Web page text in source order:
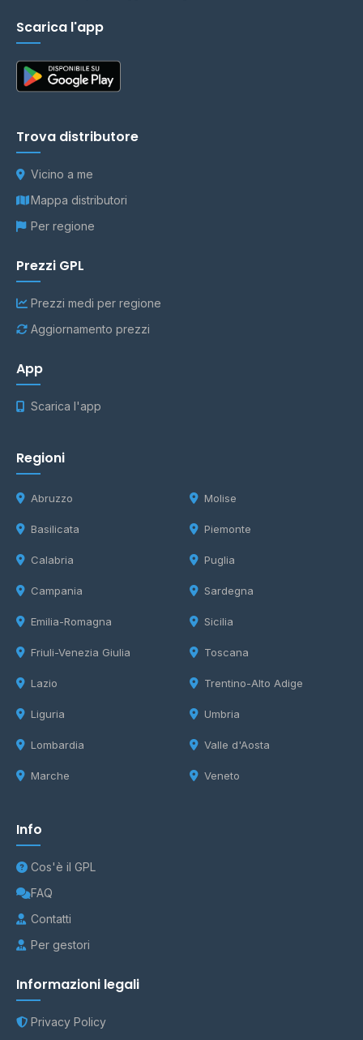
Scarica l'app
Trova distributore
Vicino a me
Mappa distributori
Per regione
Prezzi GPL
Prezzi medi per regione
Aggiornamento prezzi
App
Scarica l'app
Regioni
Abruzzo
Basilicata
Calabria
Campania
Emilia-Romagna
Friuli-Venezia Giulia
Lazio
Liguria
Lombardia
Marche
Molise
Piemonte
Puglia
Sardegna
Sicilia
Toscana
Trentino-Alto Adige
Umbria
Valle d'Aosta
Veneto
Info
Cos'è il GPL
FAQ
Contatti
Per gestori
Informazioni legali
Privacy Policy